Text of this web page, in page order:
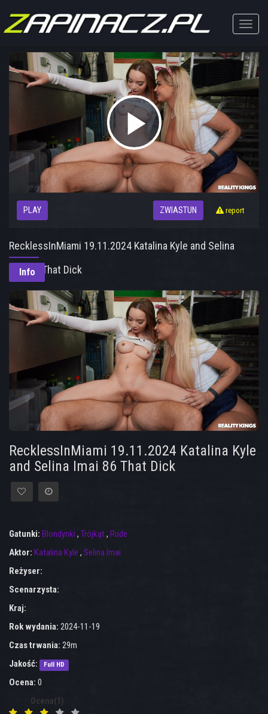
Toggle
Play
Video
PLAY ZWIASTUN report
RecklessInMiami 19.11.2024 Katalina Kyle and Selina
Imai 86 That Dick
Info
RecklessInMiami 19.11.2024 Katalina Kyle
and Selina Imai 86 That Dick
Gatunki: Blondynki , Trójkąt, Rude
Aktor: Katalina Kyle , Selina Imai
Reżyser:
Scenarzysta:
Kraj:
Rok wydania: 2024-11-19
Czas trwania: 29m
Jakość:
Full HD
Ocena: 0
Ocena(1)